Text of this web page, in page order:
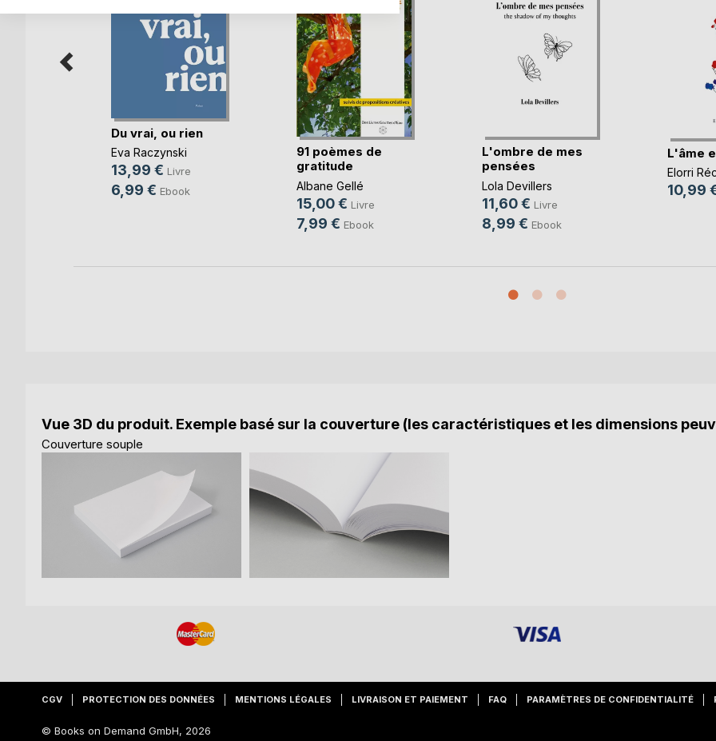
Du vrai, ou rien
Eva Raczynski
13,99 € Livre
6,99 € Ebook
91 poèmes de
gratitude
Albane Gellé
15,00 € Livre
7,99 € Ebook
L'ombre de mes
pensées
Lola Devillers
11,60 € Livre
8,99 € Ebook
L'âme
Elorri
10,99
Vue 3D du produit. Exemple basé sur la couverture (les caractéristiques et les dimensions
Couverture souple
CGV PROTECTION DES DONNÉES MENTIONS LÉGALES LIVRAISON ET PAIEMENT FAQ PARAMÈTRES DE CONFIDENTIALITÉ
© Books on Demand GmbH, 2026